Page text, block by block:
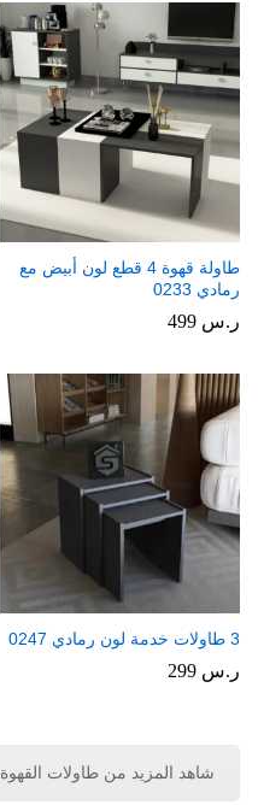
طاولة قهوة 4 قطع لون أبيض مع
رمادي 0233
ر.س
3 طاولات خدمة لون رمادي 0247
ر.س
شاهد المزيد من طاولات القهوة